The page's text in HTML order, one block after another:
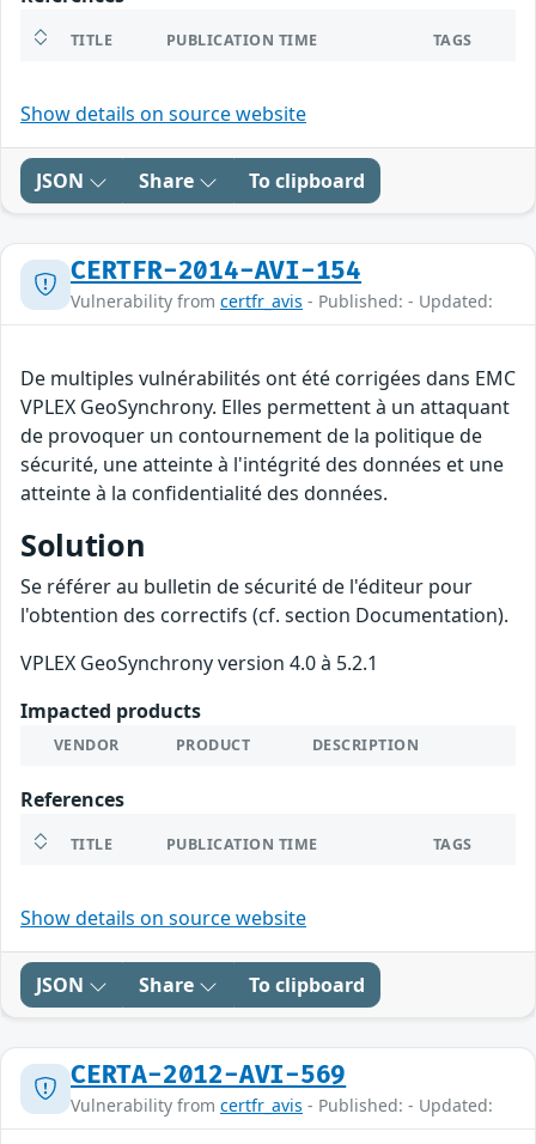
TITLE PUBLICATION TIME TAGS
Show details on source website
JSON Share To clipboard
CERTFR-2014-AVI-154
Vulnerability from certfr_avis - Published: - Updated:
De multiples vulnérabilités ont été corrigées dans EMC
VPLEX GeoSynchrony. Elles permettent à un attaquant
de provoquer un contournement de la politique de
sécurité, une atteinte à l'intégrité des données et une
atteinte à la confidentialité des données.
Solution
Se référer au bulletin de sécurité de l'éditeur pour
l'obtention des correctifs (cf. section Documentation).
VPLEX GeoSynchrony version 4.0 à 5.2.1
Impacted products
VENDOR PRODUCT DESCRIPTION
References
TITLE PUBLICATION TIME TAGS
Show details on source website
JSON Share To clipboard
CERTA-2012-AVI-569
Vulnerability from certfr_avis - Published: - Updated: